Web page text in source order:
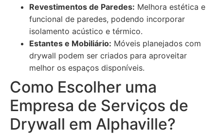
Revestimentos de Paredes: Melhora estética e
funcional de paredes, podendo incorporar
isolamento acústico e térmico.
Estantes e Mobiliário: Móveis planejados com
drywall podem ser criados para aproveitar
melhor os espaços disponíveis.
Como Escolher uma
Empresa de Serviços de
Drywall em Alphaville?